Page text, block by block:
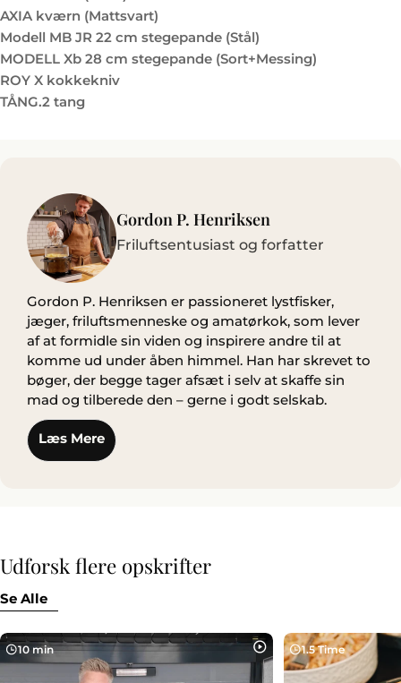
AXIA kværn (Mattsvart)
Modell MB JR 22 cm stegepande (Stål)
MODELL Xb 28 cm stegepande (Sort+Messing)
ROY X kokkekniv
TÅNG.2 tang
Gordon P. Henriksen
Friluftsentusiast og forfatter
Gordon P. Henriksen er passioneret lystfisker,
jæger, friluftsmenneske og amatørkok, som lever
af at formidle sin viden og inspirere andre til at
komme ud under åben himmel. Han har skrevet to
bøger, der begge tager afsæt i selv at skaffe sin
mad og tilberede den – gerne i godt selskab.
Læs Mere
Udforsk flere opskrifter
Se Alle
10 min 1.5 Time